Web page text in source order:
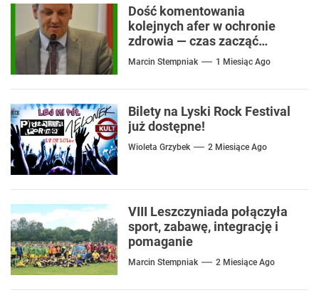
Dość komentowania
kolejnych afer w ochronie
zdrowia — czas zacząć
mówić o rozwiązaniach
Marcin Stempniak 1 Miesiąc Ago
Bilety na Lyski Rock Festival
już dostępne!
Wioleta Grzybek 2 Miesiące Ago
VIII Leszczyniada połączyła
sport, zabawę, integrację i
pomaganie
Marcin Stempniak 2 Miesiące Ago